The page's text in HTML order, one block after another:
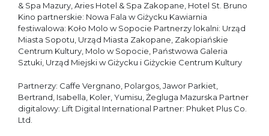
& Spa Mazury, Aries Hotel & Spa Zakopane, Hotel St. Bruno
Kino partnerskie: Nowa Fala w Giżycku Kawiarnia
festiwalowa: Koło Molo w Sopocie Partnerzy lokalni: Urząd
Miasta Sopotu, Urząd Miasta Zakopane, Zakopiańskie
Centrum Kultury, Molo w Sopocie, Państwowa Galeria
Sztuki, Urząd Miejski w Giżycku i Giżyckie Centrum Kultury
Partnerzy: Caffe Vergnano, Polargos, Jawor Parkiet,
Bertrand, Isabella, Koler, Yumisu, Żegluga Mazurska Partner
digitalowy: Lift Digital International Partner: Phuket Plus Co.
Ltd.